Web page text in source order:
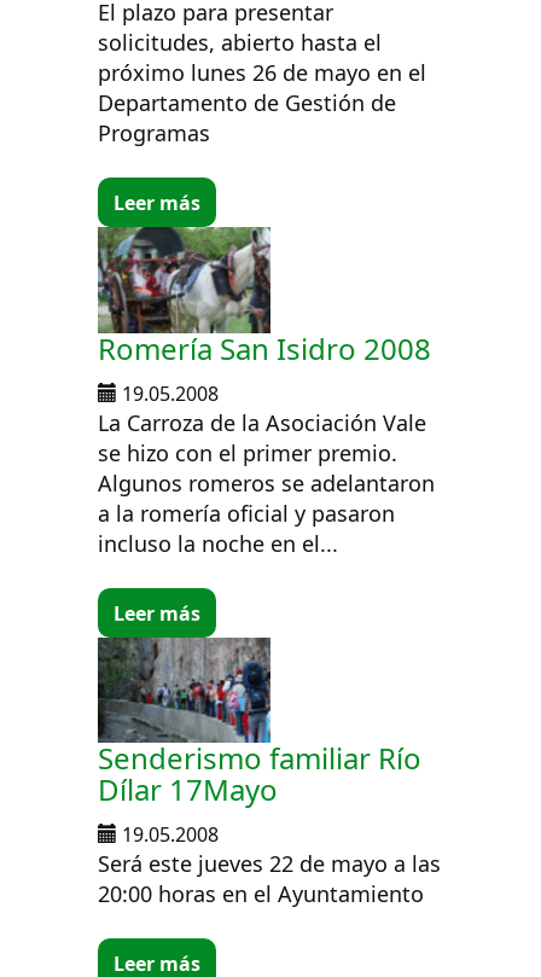
El plazo para presentar
solicitudes, abierto hasta el
próximo lunes 26 de mayo en el
Departamento de Gestión de
Programas
Leer más
Romería San Isidro 2008
19.05.2008
La Carroza de la Asociación Vale
se hizo con el primer premio.
Algunos romeros se adelantaron
a la romería oficial y pasaron
incluso la noche en el...
Leer más
Senderismo familiar Río
Dílar 17Mayo
19.05.2008
Será este jueves 22 de mayo a las
20:00 horas en el Ayuntamiento
Leer más